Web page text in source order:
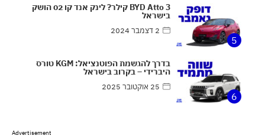
5
BYD Atto 3 קילר? לינק אנד קו 02 הושק
בישראל
2 דצמבר 2024
6
בדרך להגשמת הפוטנציאל: KGM טורס
היברידי – בקרוב בישראל
25 אוקטובר 2025
Advertisement